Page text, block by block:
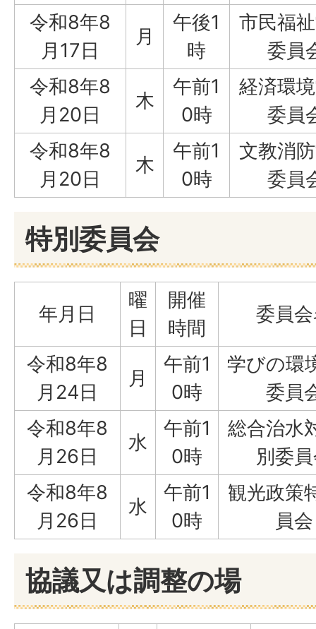
令和8年8
月17日
月
午後1
時
市民福
委員
令和8年8
月20日
木
午前1
0時
経済環
委員
令和8年8
月20日
木
午前1
0時
文教消
委員
特別委員会
年月日
曜
日
開催
時間
委員
令和8年8
月24日
月
午前1
0時
学びの環
委員
令和8年8
月26日
水
午前1
0時
総合治水
別委
令和8年8
月26日
水
午前1
0時
観光政策
員会
協議又は調整の場